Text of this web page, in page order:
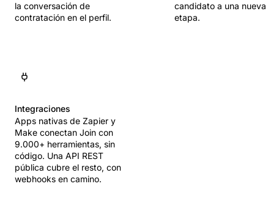
la conversación de
contratación en el perfil.
candidato a una nueva
etapa.
Integraciones
Apps nativas de Zapier y
Make conectan Join con
9.000+ herramientas, sin
código. Una API REST
pública cubre el resto, con
webhooks en camino.